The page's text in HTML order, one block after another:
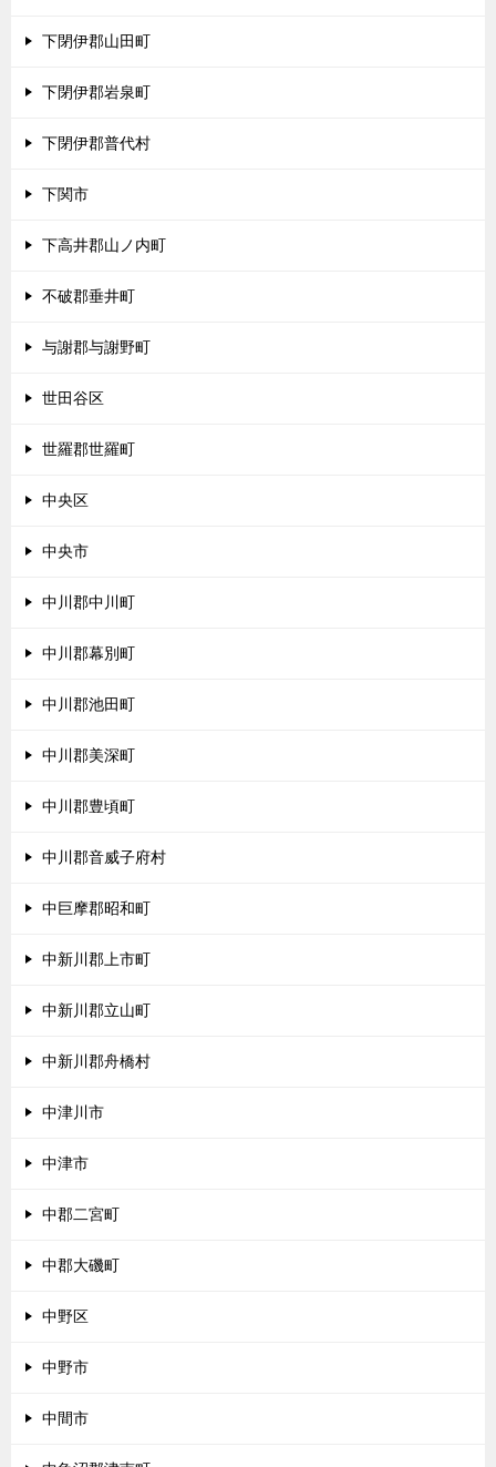
下閉伊郡山田町
下閉伊郡岩泉町
下閉伊郡普代村
下関市
下高井郡山ノ内町
不破郡垂井町
与謝郡与謝野町
世田谷区
世羅郡世羅町
中央区
中央市
中川郡中川町
中川郡幕別町
中川郡池田町
中川郡美深町
中川郡豊頃町
中川郡音威子府村
中巨摩郡昭和町
中新川郡上市町
中新川郡立山町
中新川郡舟橋村
中津川市
中津市
中郡二宮町
中郡大磯町
中野区
中野市
中間市